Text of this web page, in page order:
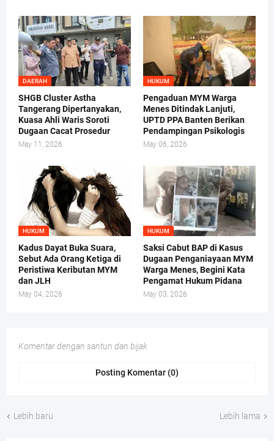
DAERAH
SHGB Cluster Astha
Tangerang Dipertanyakan,
Kuasa Ahli Waris Soroti
Dugaan Cacat Prosedur
May 11, 2026
HUKUM
Pengaduan MYM Warga
Menes Ditindak Lanjuti,
UPTD PPA Banten Berikan
Pendampingan Psikologis
May 06, 2026
HUKUM
Kadus Dayat Buka Suara,
Sebut Ada Orang Ketiga di
Peristiwa Keributan MYM
dan JLH
May 04, 2026
HUKUM
Saksi Cabut BAP di Kasus
Dugaan Penganiayaan MYM
Warga Menes, Begini Kata
Pengamat Hukum Pidana
May 03, 2026
Komentar dengan santun dan bijak
Posting Komentar (0)
Lebih baru Lebih lama